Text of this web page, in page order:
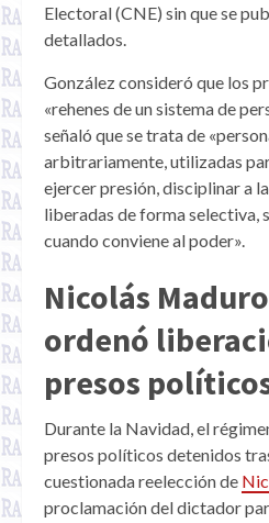
Electoral (CNE) sin que se
detallados.
González consideró que los
«rehenes de un sistema de
señaló que se trata de
arbitrariamente, utilizadas
ejercer presión, disciplinar a
liberadas de forma selectiva,
cuando conviene al poder».
Nicolás
ordenó
presos
Durante la Navidad, el
presos políticos detenidos
cuestionada reelección de
proclamación del dictador